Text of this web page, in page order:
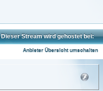
Stream wird gehostet bei:
Anbieter Übersicht umschalten